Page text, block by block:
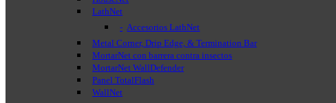
LathNet
Accesorios LathNet
Metal Corner, Drip Edge, & Termination Bar
MortarNet con barrera contra insectos
MortarNet WallDefender
Panel TotalFlash
WallNet